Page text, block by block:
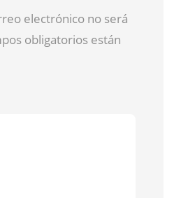
electrónico no será
obligatorios están